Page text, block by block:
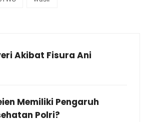
Akibat Fisura Ani
Memiliki Pengaruh
Polri?